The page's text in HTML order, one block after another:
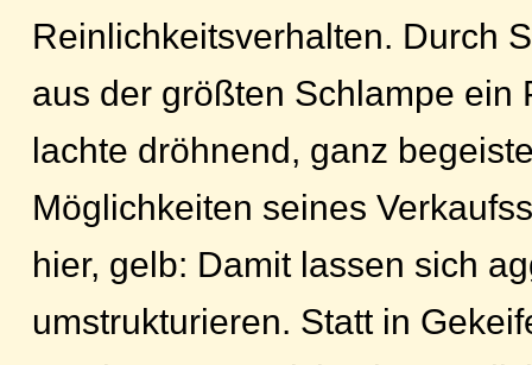
Reinlichkeitsverhalten. Durch
aus der größten Schlampe ein
lachte dröhnend, ganz
Möglichkeiten seines
hier, gelb: Damit lassen sich
umstrukturieren. Statt in